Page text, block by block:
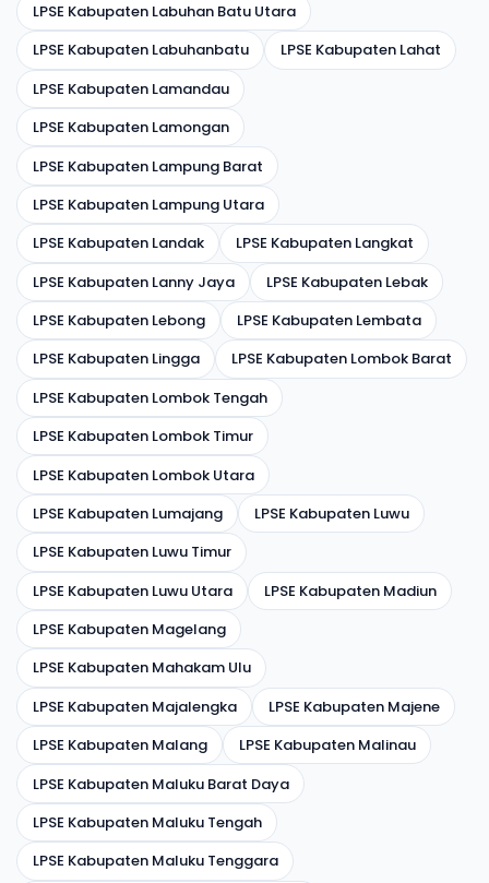
LPSE Kabupaten Labuhan Batu Utara
LPSE Kabupaten Labuhanbatu
LPSE Kabupaten Lahat
LPSE Kabupaten Lamandau
LPSE Kabupaten Lamongan
LPSE Kabupaten Lampung Barat
LPSE Kabupaten Lampung Utara
LPSE Kabupaten Landak
LPSE Kabupaten Langkat
LPSE Kabupaten Lanny Jaya
LPSE Kabupaten Lebak
LPSE Kabupaten Lebong
LPSE Kabupaten Lembata
LPSE Kabupaten Lingga
LPSE Kabupaten Lombok Barat
LPSE Kabupaten Lombok Tengah
LPSE Kabupaten Lombok Timur
LPSE Kabupaten Lombok Utara
LPSE Kabupaten Lumajang
LPSE Kabupaten Luwu
LPSE Kabupaten Luwu Timur
LPSE Kabupaten Luwu Utara
LPSE Kabupaten Madiun
LPSE Kabupaten Magelang
LPSE Kabupaten Mahakam Ulu
LPSE Kabupaten Majalengka
LPSE Kabupaten Majene
LPSE Kabupaten Malang
LPSE Kabupaten Malinau
LPSE Kabupaten Maluku Barat Daya
LPSE Kabupaten Maluku Tengah
LPSE Kabupaten Maluku Tenggara